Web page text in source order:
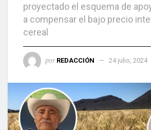
proyectado el esquema de
a compensar el bajo precio
cereal
por REDACCIÓN 24 julio, 2024